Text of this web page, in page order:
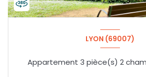
LYON (69007)